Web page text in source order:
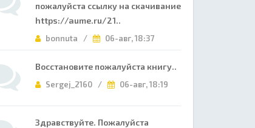
пожалуйста ссылку на скачивание
https://aume.ru/21..
bonnuta / 06-авг, 18:37
Восстановите пожалуйста книгу..
Sergej_2160 / 06-авг, 18:19
Здравствуйте. Пожалуйста